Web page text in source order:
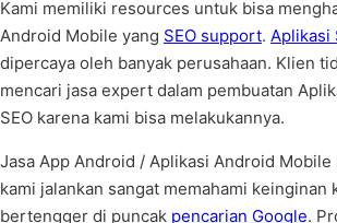
Kami memiliki resources untuk bisa
Android Mobile yang SEO support. Aplikasi
dipercaya oleh banyak perusahaan. Klien
mencari jasa expert dalam pembuatan
SEO karena kami bisa melakukannya.
Jasa App Android / Aplikasi Android Mobile
kami jalankan sangat memahami keinginan
bertengger di puncak pencarian Google.